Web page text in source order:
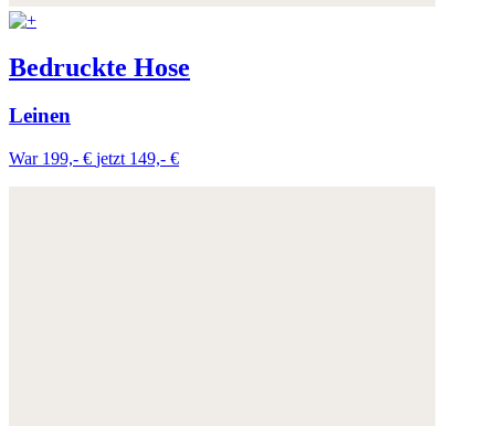
Bedruckte Hose
Leinen
War 199,- € jetzt 149,- €